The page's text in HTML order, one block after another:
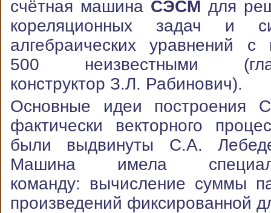
счётная машина СЭСМ для
кореляционных задач и
алгебраических уравнений с
500 неизвестными
конструктор З.Л. Рабинович).
Основные идеи построения
фактически векторного
были выдвинуты С.А.
Машина имела
команду: вычисление суммы
произведений фиксированной